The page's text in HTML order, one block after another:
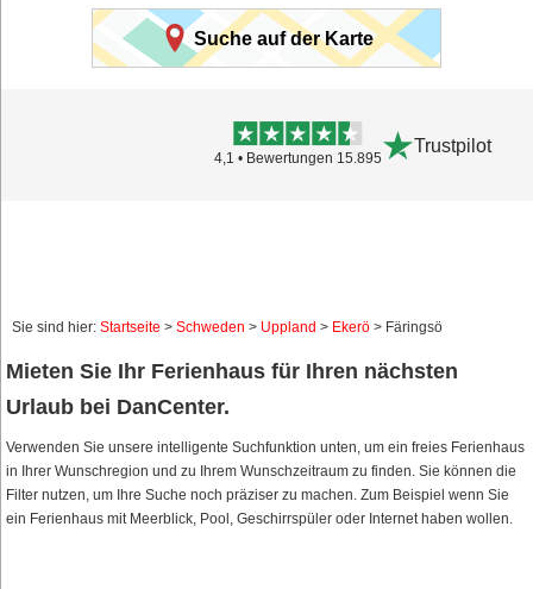
Suche auf der Karte
4,1 • Bewertungen 15.895
Trustpilot
Sie sind hier: Startseite > Schweden > Uppland > Ekerö > Färingsö
Mieten Sie Ihr Ferienhaus für Ihren nächsten
Urlaub bei DanCenter.
Verwenden Sie unsere intelligente Suchfunktion unten, um ein freies Ferienhaus
in Ihrer Wunschregion und zu Ihrem Wunschzeitraum zu finden. Sie können die
Filter nutzen, um Ihre Suche noch präziser zu machen. Zum Beispiel wenn Sie
ein Ferienhaus mit Meerblick, Pool, Geschirrspüler oder Internet haben wollen.